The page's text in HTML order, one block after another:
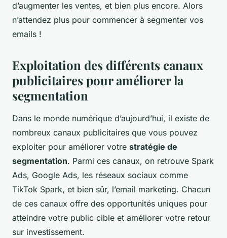
d’augmenter les ventes, et bien plus encore. Alors
n’attendez plus pour commencer à segmenter vos
emails !
Exploitation des différents canaux
publicitaires pour améliorer la
segmentation
Dans le monde numérique d’aujourd’hui, il existe de
nombreux canaux publicitaires que vous pouvez
exploiter pour améliorer votre stratégie de
segmentation. Parmi ces canaux, on retrouve Spark
Ads, Google Ads, les réseaux sociaux comme
TikTok Spark, et bien sûr, l’email marketing. Chacun
de ces canaux offre des opportunités uniques pour
atteindre votre public cible et améliorer votre retour
sur investissement.